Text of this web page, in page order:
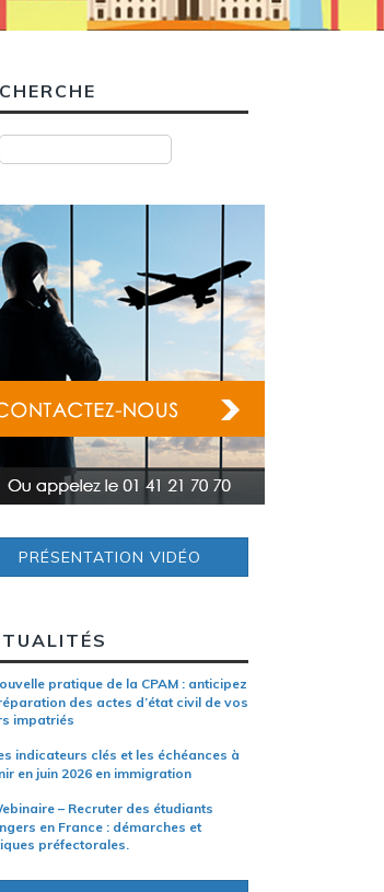
PRÉSENTATION VIDÉO
pratique de la CPAM : anticipez
des actes d’état civil de vos
impatriés
indicateurs clés et les échéances à
en juin 2026 en immigration
– Recruter des étudiants
en France : démarches et
préfectorales.